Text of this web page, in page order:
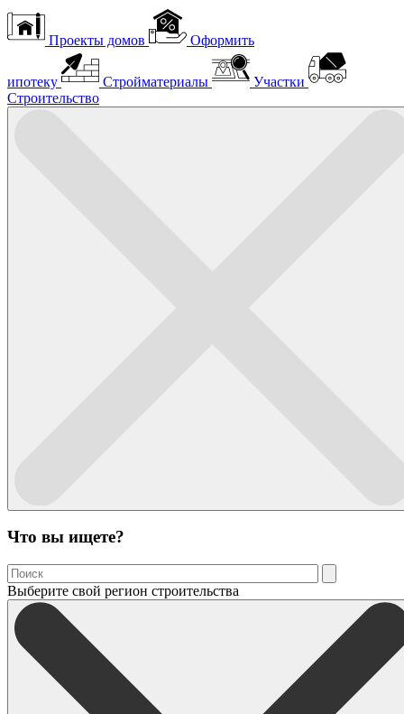
Проекты домов Оформить
ипотеку Стройматериалы
Участки
Строительство
Что вы ищете?
Выберите свой регион строительства